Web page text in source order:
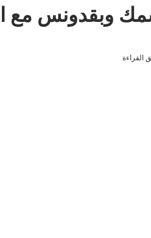
وبقدونس مع
القراءة